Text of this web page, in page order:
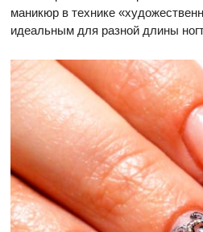
маникюр в технике
идеальным для разной длины